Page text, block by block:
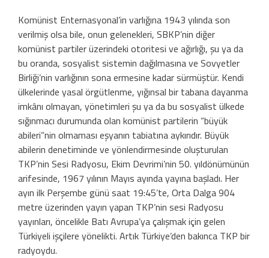
Komünist Enternasyonal’in varlığına 1943 yılında son
verilmiş olsa bile, onun gelenekleri, SBKP’nin diğer
komünist partiler üzerindeki otoritesi ve ağırlığı, şu ya da
bu oranda, sosyalist sistemin dağılmasına ve Sovyetler
Birliği’nin varlığının sona ermesine kadar sürmüştür. Kendi
ülkelerinde yasal örgütlenme, yığınsal bir tabana dayanma
imkânı olmayan, yönetimleri şu ya da bu sosyalist ülkede
sığınmacı durumunda olan komünist partilerin “büyük
abileri”nin olmaması eşyanın tabiatına aykırıdır. Büyük
abilerin denetiminde ve yönlendirmesinde oluşturulan
TKP’nin Sesi Radyosu, Ekim Devrimi’nin 50. yıldönümünün
arifesinde, 1967 yılının Mayıs ayında yayına başladı. Her
ayın ilk Perşembe günü saat 19:45’te, Orta Dalga 904
metre üzerinden yayın yapan TKP’nin sesi Radyosu
yayınları, öncelikle Batı Avrupa’ya çalışmak için gelen
Türkiyeli işçilere yönelikti. Artık Türkiye’den bakınca TKP bir
radyoydu.